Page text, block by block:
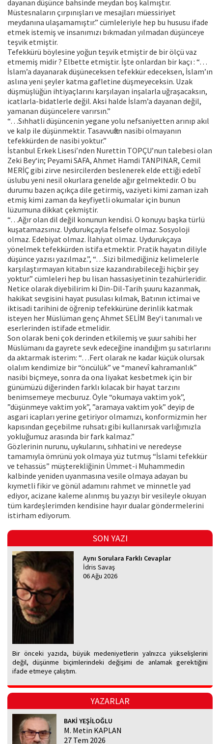
dayanan düşünce bahsinde meydan boş kalmıştır.
Müstesnaların çırpınışları ve mesajları müessiriyet
meydanına ulaşamamıştır.” cümleleriyle hep bu hususu ifade
etmek istemiş ve insanımızı bıkmadan yılmadan düşünceye
teşvik etmiştir.
Tefekkürü böylesine yoğun teşvik etmiştir de bir ölçü vaz
etmemiş midir ? Elbette etmiştir. İşte onlardan bir kaçı : “…
İslam’a dayanarak düşüneceksen tefekkür edeceksen, İslam’ın
aslına yeni şeyler katma gafletine düşmeyeceksin. Uzak
düşmüşlüğün ihtiyaçlarını karşılayan inşalarla uğraşacaksın,
icatlarla-bidatlerle değil. Aksi halde İslam’a dayanan değil,
yamanan düşüncelere varırsın.”
“…Sıhhatli düşüncenin yegane yolu nefsaniyetten arınıp akıl
ve kalp ile düşünmektir. Tasavvuftan nasibi olmayanın
tefekkürden de nasibi yoktur.”
İstanbul Erkek Lisesi’nden Nurettin TOPÇU’nun talebesi olan
Zeki Bey‘in; Peyami SAFA, Ahmet Hamdi TANPINAR, Cemil
MERİÇ gibi zirve nesircilerden beslenerek elde ettiği edebî
üslubu yeni nesil okurlara genelde ağır gelmektedir. O bu
durumu bazen açıkça dile getirmiş, vaziyeti kimi zaman izah
etmiş kimi zaman da keyfiyetli okumalar için bunun
lüzumuna dikkat çekmiştir.
“…Ağır olan dil değil konunun kendisi. O konuyu başka türlü
kuşatamazsınız. Uydurukçayla felsefe olmaz. Sosyoloji
olmaz. Edebiyat olmaz. İlahiyat olmaz. Uydurukçaya
yönelmek tefekkürden istifa etmektir. Pratik hayatın diliyle
düşünce yazısı yazılmaz.”, “…Sizi bilmediğiniz kelimelerle
karşılaştırmayan kitabın size kazandırabileceği hiçbir şey
yoktur.” cümleleri hep bu lisan hassasiyetinin tezahürleridir.
Netice olarak diyebilirim ki Din-Dil-Tarih şuuru kazanmak,
hakikat sevgisini hayat pusulası kılmak, Batının ictimai ve
iktisadi tarihini de öğrenip tefekkürüne derinlik katmak
isteyen her Müslüman genç Ahmet SELİM Bey‘i tanımalı ve
eserlerinden istifade etmelidir.
Son olarak beni çok derinden etkilemiş ve şuur sahibi her
Müslümanı da gayrete sevk edeceğine inandığım şu satırlarını
da aktarmak isterim: “…Fert olarak ne kadar küçük olursak
olalım kendimize bir “öncülük” ve “manevî kahramanlık”
nasibi biçmeye, sonra da ona liyakat kesbetmek için bir
günümüzü diğerinden farklı kılacak bir hayat tarzını
benimsemeye mecburuz. Öyle “okumaya vaktim yok”,
”düşünmeye vaktim yok”, ”aramaya vaktim yok” deyip de
asgari icapları yerine getiriyor olmamızı, konformizmin her
kapısından geçebilme ruhsatı gibi kullanırsak varlığımızla
yokluğumuz arasında bir fark kalmaz.”
Gözlerinin nurunu, uykularını, sıhhatini ve neredeyse
tamamıyla ömrünü yok olmaya yüz tutmuş “İslami tefekkür
ve tehassüs” müşterekliğinin Ümmet-i Muhammedin
kalbinde yeniden uyanmasına vesile olmaya adayan bu
kıymetli fikir ve gönül adamını rahmet ve minnetle yad
ediyor, acizane kaleme alınmış bu yazıyı bir vesileyle okuyan
tüm kardeşlerimden kendisine hayır dualar göndermelerini
istirham ediyorum.
SON YAZI
Aynı Sorulara Farklı Cevaplar
İdris Savaş
06 Ağu 2026
Bir önceki yazıda, büyük medeniyetlerin yalnızca yükselişlerini
değil, düşünme biçimlerindeki değişimi de anlamak gerektiğini
ifade etmeye çalıştım.
YAZARLAR
BAKİ YEŞİLOĞLU
M. Metin KAPLAN
27 Tem 2026